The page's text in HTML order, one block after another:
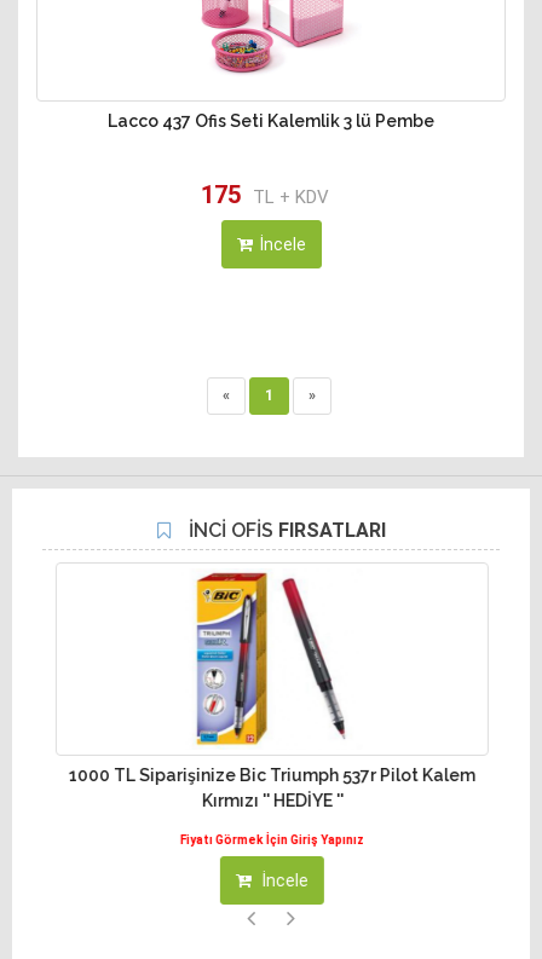
Lacco 437 Ofis Seti Kalemlik 3 lü Pembe
175 TL + KDV
İncele
« 1 »
İNCİ OFİS FIRSATLARI
1000 TL Siparişinize Bic Triumph 537r Pilot Kalem
Kırmızı '' HEDİYE ''
Fiyatı Görmek İçin Giriş Yapınız
İncele